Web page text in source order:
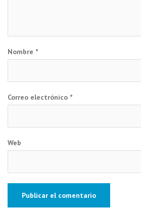
Nombre *
Correo electrónico *
Web